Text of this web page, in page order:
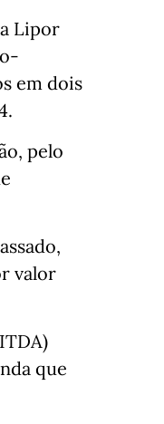
Lipor
em dois
pelo
valor
que